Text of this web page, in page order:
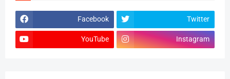
Facebook Twitter
YouTube Instagram